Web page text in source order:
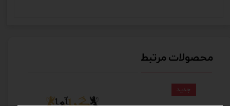
محصولات مرتبط
جدید